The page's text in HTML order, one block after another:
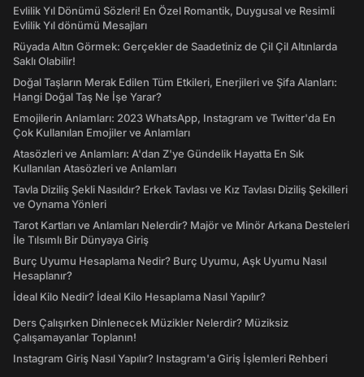
Evlilik Yıl Dönümü Sözleri! En Özel Romantik, Duygusal ve Resimli
Evlilik Yıl dönümü Mesajları
Rüyada Altın Görmek: Gerçekler de Saadetiniz de Çil Çil Altınlarda
Saklı Olabilir!
Doğal Taşların Merak Edilen Tüm Etkileri, Enerjileri ve Şifa Alanları:
Hangi Doğal Taş Ne İşe Yarar?
Emojilerin Anlamları: 2023 WhatsApp, Instagram ve Twitter'da En
Çok Kullanılan Emojiler ve Anlamları
Atasözleri ve Anlamları: A'dan Z'ye Gündelik Hayatta En Sık
Kullanılan Atasözleri ve Anlamları
Tavla Diziliş Şekli Nasıldır? Erkek Tavlası ve Kız Tavlası Diziliş Şekilleri
ve Oynama Yönleri
Tarot Kartları ve Anlamları Nelerdir? Majör ve Minör Arkana Desteleri
İle Tılsımlı Bir Dünyaya Giriş
Burç Uyumu Hesaplama Nedir? Burç Uyumu, Aşk Uyumu Nasıl
Hesaplanır?
İdeal Kilo Nedir? İdeal Kilo Hesaplama Nasıl Yapılır?
Ders Çalışırken Dinlenecek Müzikler Nelerdir? Müziksiz
Çalışamayanlar Toplanın!
Instagram Giriş Nasıl Yapılır? Instagram'a Giriş İşlemleri Rehberi